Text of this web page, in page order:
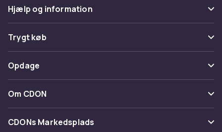
Hjælp og information
Ofte stillede spørgsmål
Spor pakke
Fortryd & returner her
Kontakt os
Trygt køb
Betaling
Levering
Tilbagekaldelser
Opdage
Kategorier
Maerke
Om CDON
Om os
CDONs Markedsplads